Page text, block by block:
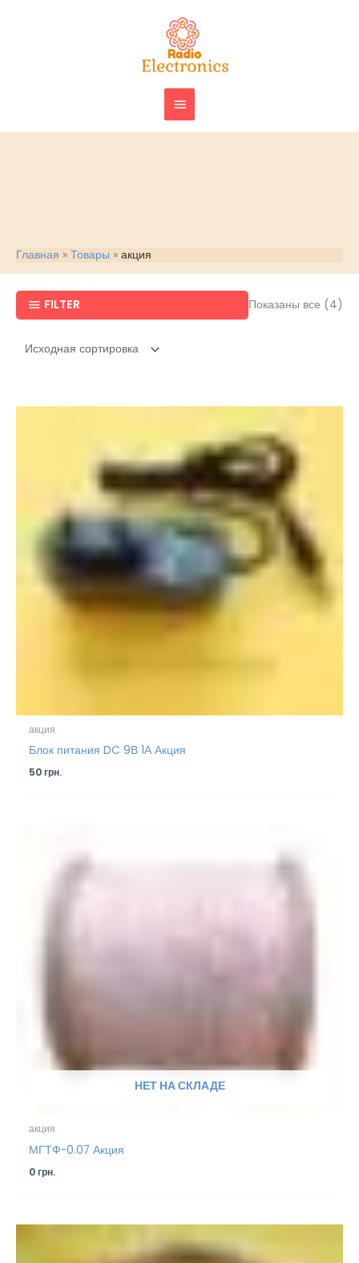
ГЛАВНОЕ
МЕНЮ
Главная Товары акция
FILTER Показаны все (4)
акция
Блок питания DC 9В 1А Акция
50грн.
НЕТ НА СКЛАДЕ
акция
МГТФ-0.07 Акция
0грн.